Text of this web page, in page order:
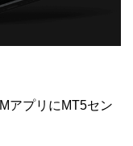
アプリにMT5セン